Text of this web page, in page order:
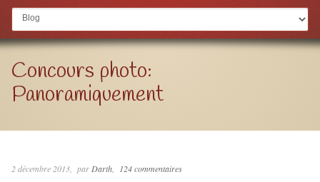
Aller à:
Concours photo:
Panoramiquement
2 décembre 2013 parDarth 124 commentaires